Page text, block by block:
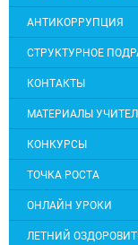
АНТИКОРРУПЦИЯ
СТРУКТУРНОЕ
КОНТАКТЫ
МАТЕРИАЛЫ
КОНКУРСЫ
ТОЧКА РОСТА
ОНЛАЙН УРОКИ
ЛЕТНИЙ